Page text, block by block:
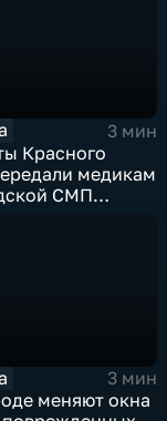
3 мин
Красного
медикам
СМП
3 мин
меняют окна